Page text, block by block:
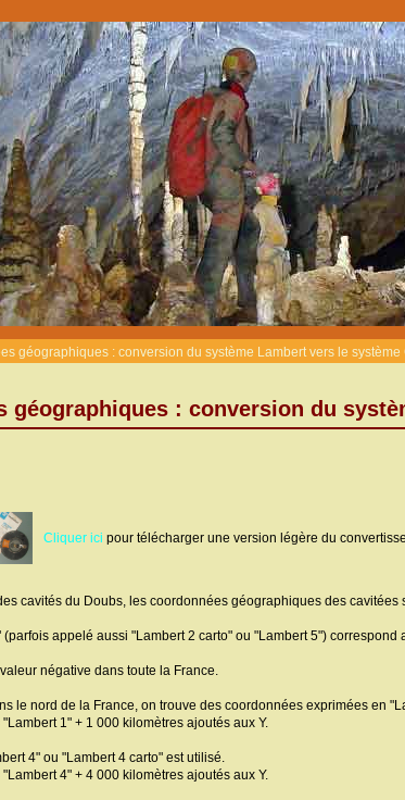
géographiques : conversion du système Lambert vers le système
géographiques : conversion du
Cliquer ici pour télécharger une version légère du
cavités du Doubs, les coordonnées géographiques des
(parfois appelé aussi "Lambert 2 carto" ou "Lambert 5")
négative dans toute la France.
le nord de la France, on trouve des coordonnées exprimées en
1" + 1 000 kilomètres ajoutés aux Y.
4" ou "Lambert 4 carto" est utilisé.
4" + 4 000 kilomètres ajoutés aux Y.